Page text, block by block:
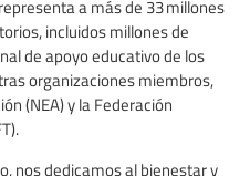
a más de 33 millones
incluidos millones de
de apoyo educativo de los
organizaciones miembros,
(NEA) y la Federación
nos dedicamos al bienestar y